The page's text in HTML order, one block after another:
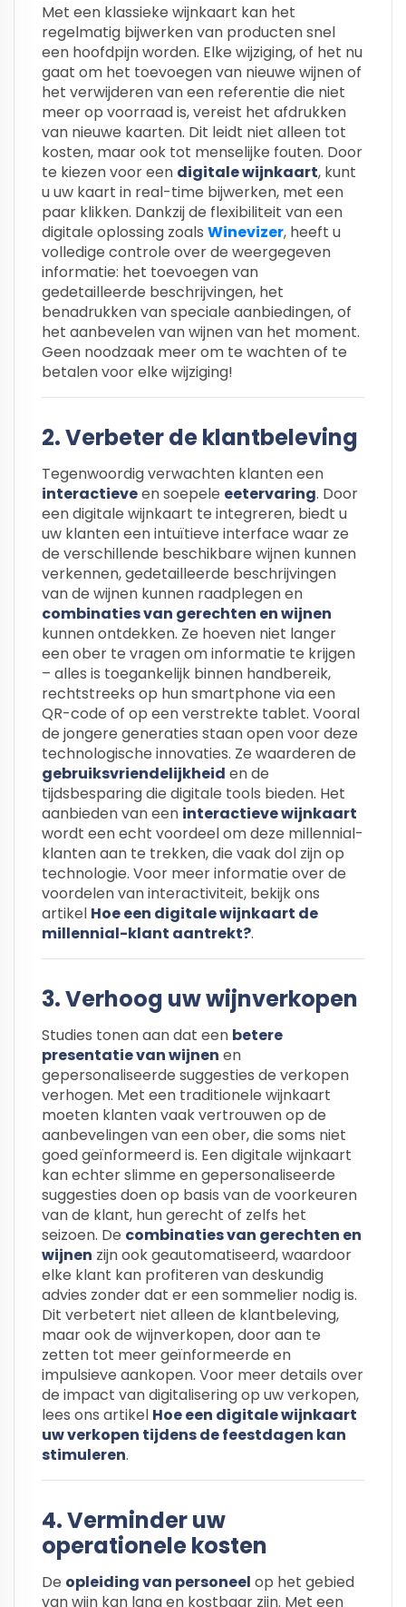
Met een klassieke wijnkaart kan het
regelmatig bijwerken van producten snel
een hoofdpijn worden. Elke wijziging, of het nu
gaat om het toevoegen van nieuwe wijnen of
het verwijderen van een referentie die niet
meer op voorraad is, vereist het afdrukken
van nieuwe kaarten. Dit leidt niet alleen tot
kosten, maar ook tot menselijke fouten. Door
te kiezen voor een digitale wijnkaart, kunt
u uw kaart in real-time bijwerken, met een
paar klikken. Dankzij de flexibiliteit van een
digitale oplossing zoals Winevizer, heeft u
volledige controle over de weergegeven
informatie: het toevoegen van
gedetailleerde beschrijvingen, het
benadrukken van speciale aanbiedingen, of
het aanbevelen van wijnen van het moment.
Geen noodzaak meer om te wachten of te
betalen voor elke wijziging!
2. Verbeter de klantbeleving
Tegenwoordig verwachten klanten een
interactieveen soepele eetervaring. Door
een digitale wijnkaart te integreren, biedt u
uw klanten een intuïtieve interface waar ze
de verschillende beschikbare wijnen kunnen
verkennen, gedetailleerde beschrijvingen
van de wijnen kunnen raadplegen en
combinaties van gerechten en wijnen
kunnen ontdekken. Ze hoeven niet langer
een ober te vragen om informatie te krijgen
– alles is toegankelijk binnen handbereik,
rechtstreeks op hun smartphone via een
QR-code of op een verstrekte tablet. Vooral
de jongere generaties staan open voor deze
technologische innovaties. Ze waarderen de
gebruiksvriendelijkheid en de
tijdsbesparing die digitale tools bieden. Het
aanbieden van een interactieve wijnkaart
wordt een echt voordeel om deze millennial-
klanten aan te trekken, die vaak dol zijn op
technologie. Voor meer informatie over de
voordelen van interactiviteit, bekijk ons
artikel Hoe een digitale wijnkaart de
millennial-klant aantrekt?.
3. Verhoog uw wijnverkopen
Studies tonen aan dat een betere
presentatie van wijnen en
gepersonaliseerde suggesties de verkopen
verhogen. Met een traditionele wijnkaart
moeten klanten vaak vertrouwen op de
aanbevelingen van een ober, die soms niet
goed geïnformeerd is. Een digitale wijnkaart
kan echter slimme en gepersonaliseerde
suggesties doen op basis van de voorkeuren
van de klant, hun gerecht of zelfs het
seizoen. De combinaties van gerechten en
wijnen zijn ook geautomatiseerd, waardoor
elke klant kan profiteren van deskundig
advies zonder dat er een sommelier nodig is.
Dit verbetert niet alleen de klantbeleving,
maar ook de wijnverkopen, door aan te
zetten tot meer geïnformeerde en
impulsieve aankopen. Voor meer details over
de impact van digitalisering op uw verkopen,
lees ons artikel Hoe een digitale wijnkaart
uw verkopen tijdens de feestdagen kan
stimuleren.
4. Verminder uw
operationele kosten
De opleiding van personeel op het gebied
van wijn kan lang en kostbaar zijn. Met een